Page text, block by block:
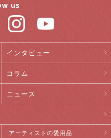
インタビュー
コラム
ニュース
アーティストの愛用品
us